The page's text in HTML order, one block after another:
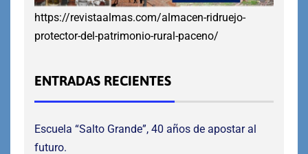
https://revistaalmas.com/almacen-ridruejo-
protector-del-patrimonio-rural-paceno/
ENTRADAS RECIENTES
Escuela “Salto Grande”, 40 años de apostar al
futuro.